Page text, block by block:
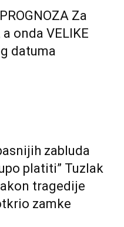
Za
onda VELIKE
datuma
zabluda
platiti” Tuzlak
tragedije
zamke